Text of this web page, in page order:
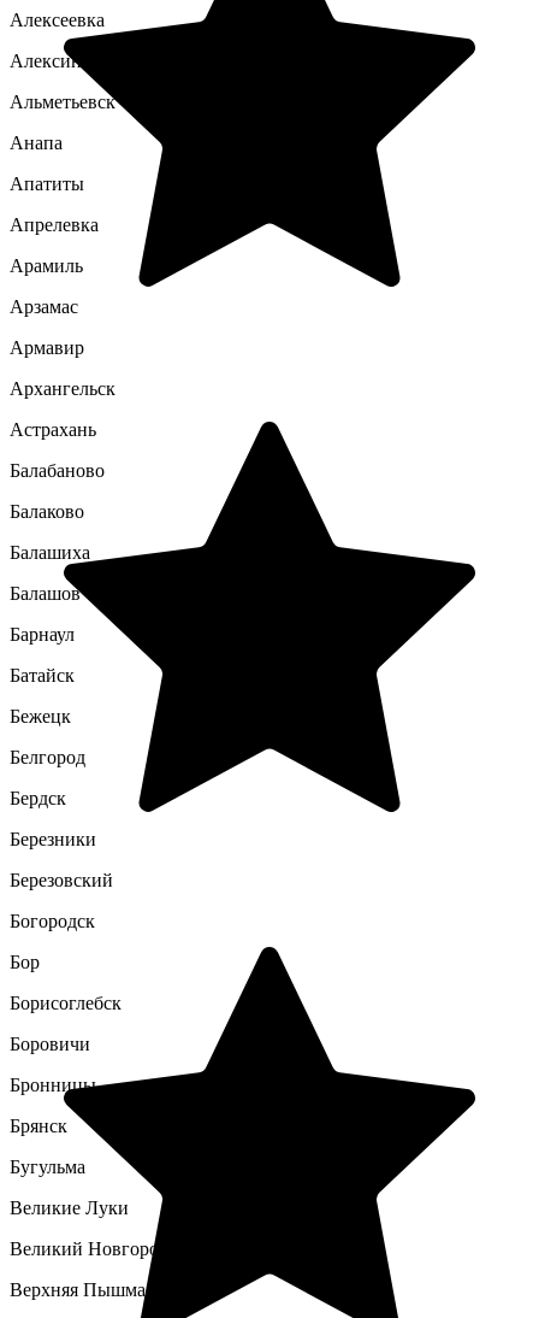
Алексеевка
Алексин
Альметьевск
Анапа
Апатиты
Апрелевка
Арамиль
Арзамас
Армавир
Архангельск
Астрахань
Балабаново
Балаково
Балашиха
Балашов
Барнаул
Батайск
Бежецк
Белгород
Бердск
Березники
Березовский
Богородск
Бор
Борисоглебск
Боровичи
Бронницы
Брянск
Бугульма
Великие Луки
Великий Новгород
Верхняя Пышма